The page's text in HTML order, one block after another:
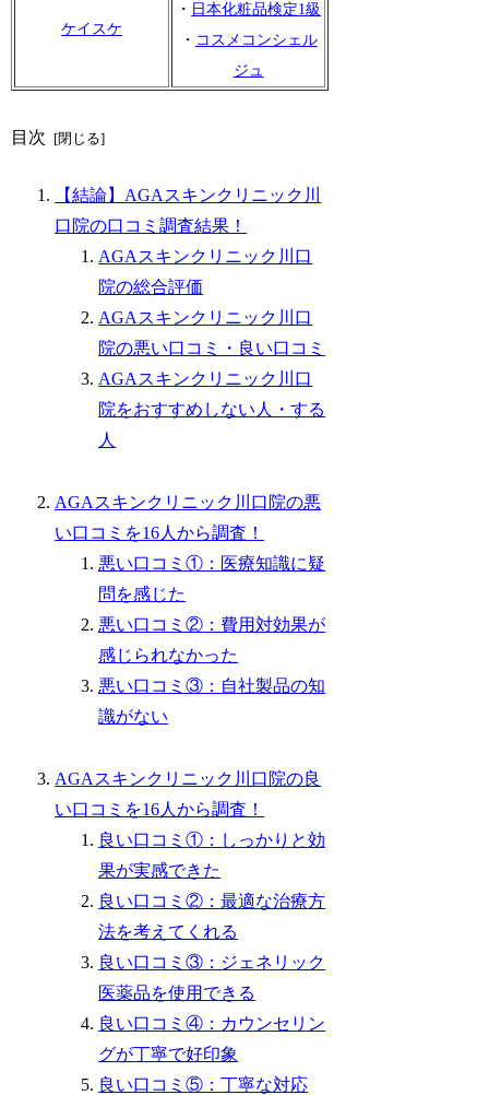
ケイスケ
・ 日本化粧品検定1級
・ コスメコンシェル
ジュ
目次
【結論】AGAスキンクリニック川
口院の口コミ調査結果！
AGAスキンクリニック川口
院の総合評価
AGAスキンクリニック川口
院の悪い口コミ・良い口コミ
AGAスキンクリニック川口
院をおすすめしない人・する
人
AGAスキンクリニック川口院の悪
い口コミを16人から調査！
悪い口コミ①：医療知識に疑
問を感じた
悪い口コミ②：費用対効果が
感じられなかった
悪い口コミ③：自社製品の知
識がない
AGAスキンクリニック川口院の良
い口コミを16人から調査！
良い口コミ①：しっかりと効
果が実感できた
良い口コミ②：最適な治療方
法を考えてくれる
良い口コミ③：ジェネリック
医薬品を使用できる
良い口コミ④：カウンセリン
グが丁寧で好印象
良い口コミ⑤：丁寧な対応